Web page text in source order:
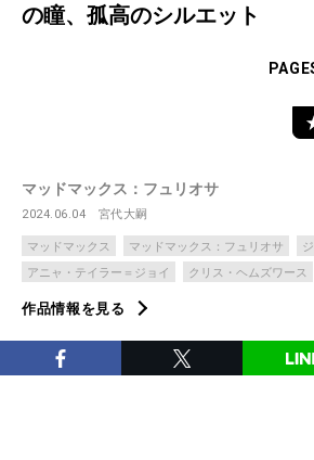
の瞳、孤高のシルエット
マッドマックス：フュリオサ
2024.06.04 宮代大嗣
マッドマックス マッドマックス：フュリオサ
アニャ・テイラー＝ジョイ
クリス・ヘムズワース
作品情報を見る